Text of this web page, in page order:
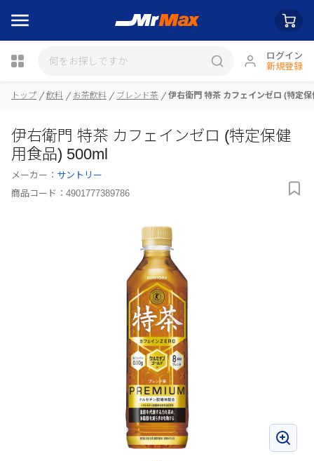
ログイン
新規登録
トップ 飲料 お茶飲料 ブレンド茶 伊右衛門 特茶 カフェインゼロ (特定
伊右衛門 特茶 カフェインゼロ (特定保健
用食品) 500ml
メーカー： サントリー
商品コード： 4901777389786